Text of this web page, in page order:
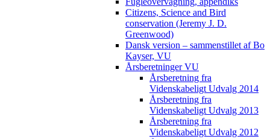
Citizens, Science and Bird
conservation (Jeremy J. D.
Greenwood)
Dansk version – sammenstillet af Bo
Kayser, VU
Årsberetninger VU
Årsberetning fra
Videnskabeligt Udvalg 2014
Årsberetning fra
Videnskabeligt Udvalg 2013
Årsberetning fra
Videnskabeligt Udvalg 2012